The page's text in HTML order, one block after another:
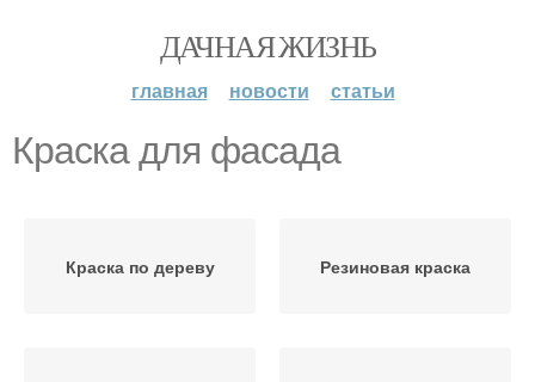
ДАЧНАЯ ЖИЗНЬ
главная новости статьи
Краска для фасада
Краска по дереву Резиновая краска